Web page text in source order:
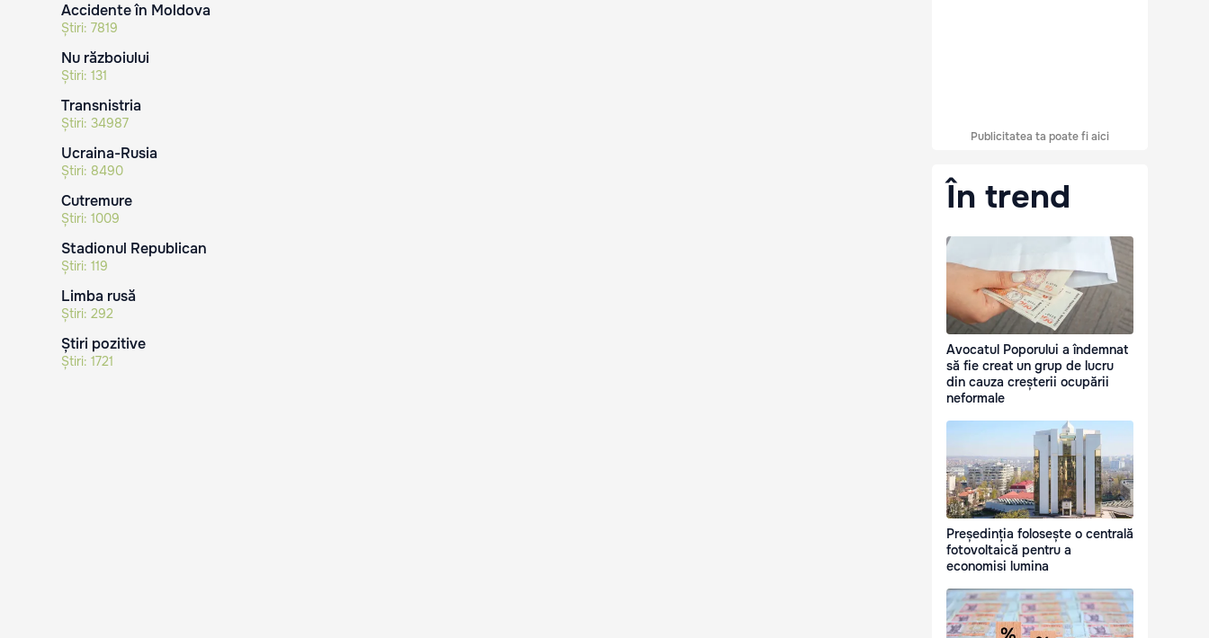
Accidente în Moldova
Știri: 7819
Nu războiului
Știri: 131
Transnistria
Știri: 34987
Ucraina-Rusia
Știri: 8490
Cutremure
Știri: 1009
Stadionul Republican
Știri: 119
Limba rusă
Știri: 292
Știri pozitive
Știri: 1721
Publicitatea ta poate fi aici
În trend
Avocatul Poporului a îndemnat
să fie creat un grup de lucru
din cauza creșterii ocupării
neformale
Președinția folosește o centrală
fotovoltaică pentru a
economisi lumina